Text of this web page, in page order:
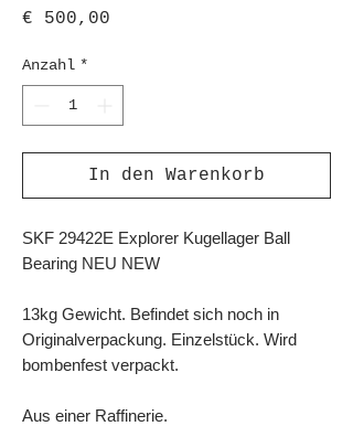
€ 500,00
Anzahl *
In den Warenkorb
SKF 29422E Explorer Kugellager Ball
Bearing NEU NEW
13kg Gewicht. Befindet sich noch in
Originalverpackung. Einzelstück. Wird
bombenfest verpackt.
Aus einer Raffinerie.